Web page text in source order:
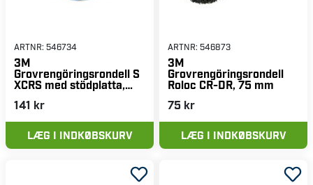
ARTNR: 546734
3M
Grovrengöringsrondell S
XCRS med stödplatta,
141 kr
LÆG I INDKØBSKURV
ARTNR: 546873
3M
Grovrengöringsrondell
Roloc CR-DR, 75 mm
75 kr
LÆG I INDKØBSKURV